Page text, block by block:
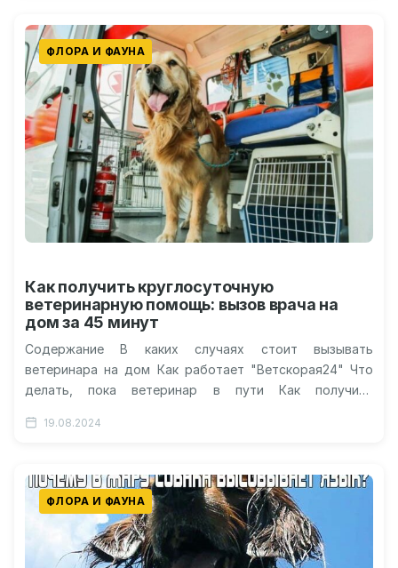
ФЛОРА И ФАУНА
Как получить круглосуточную
ветеринарную помощь: вызов врача на
дом за 45 минут
Содержание В каких случаях стоит вызывать
ветеринара на дом Как работает "Ветскорая24" Что
делать, пока ветеринар в пути Как получить
19.08.2024
ФЛОРА И ФАУНА